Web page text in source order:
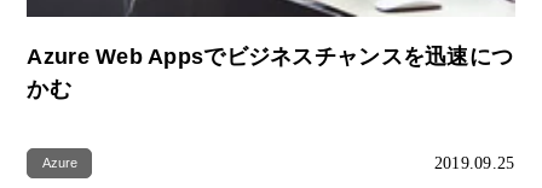
Azure Web Appsでビジネスチャンスを迅速につ
かむ
Azure 2019.09.25